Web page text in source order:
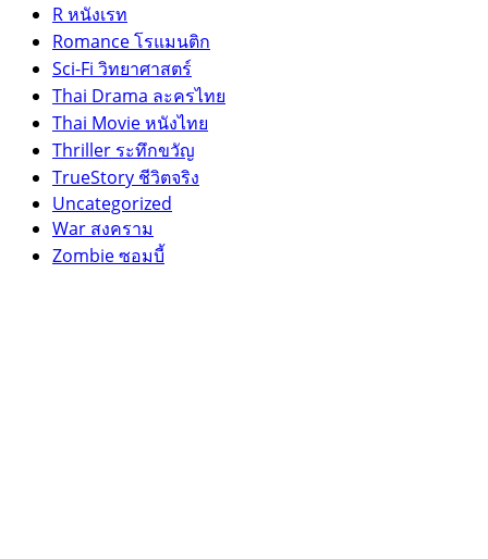
R หนังเรท
Romance โรแมนติก
Sci-Fi วิทยาศาสตร์
Thai Drama ละครไทย
Thai Movie หนังไทย
Thriller ระทึกขวัญ
TrueStory ชีวิตจริง
Uncategorized
War สงคราม
Zombie ซอมบี้